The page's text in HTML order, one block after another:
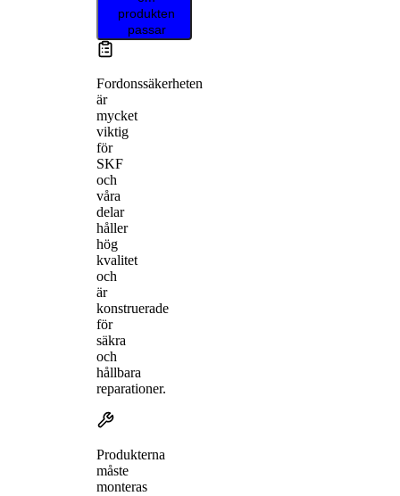
produkten
passar
Fordonssäkerheten
är
mycket
viktig
för
SKF
och
våra
delar
håller
hög
kvalitet
och
är
konstruerade
för
säkra
och
hållbara
reparationer.
Produkterna
måste
monteras